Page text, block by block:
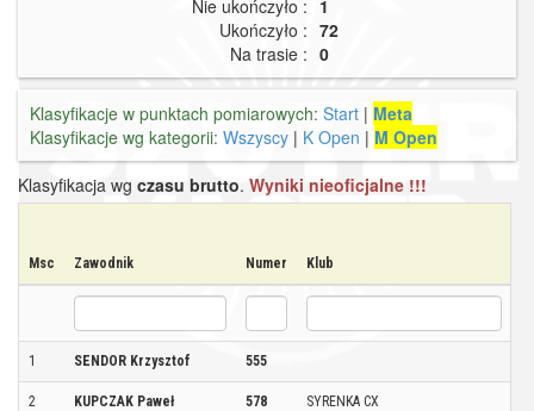
Nie ukończyło : 1
Ukończyło : 72
Na trasie : 0
Klasyfikacje w punktach pomiarowych: Start | Meta
Klasyfikacje wg kategorii: Wszyscy | K Open | M Open
Klasyfikacja wg czasu brutto. Wyniki nieoficjalne !!!
Msc Zawodnik Numer Klub
1 SENDOR Krzysztof 555
2 KUPCZAK Paweł 578 SYRENKA CX